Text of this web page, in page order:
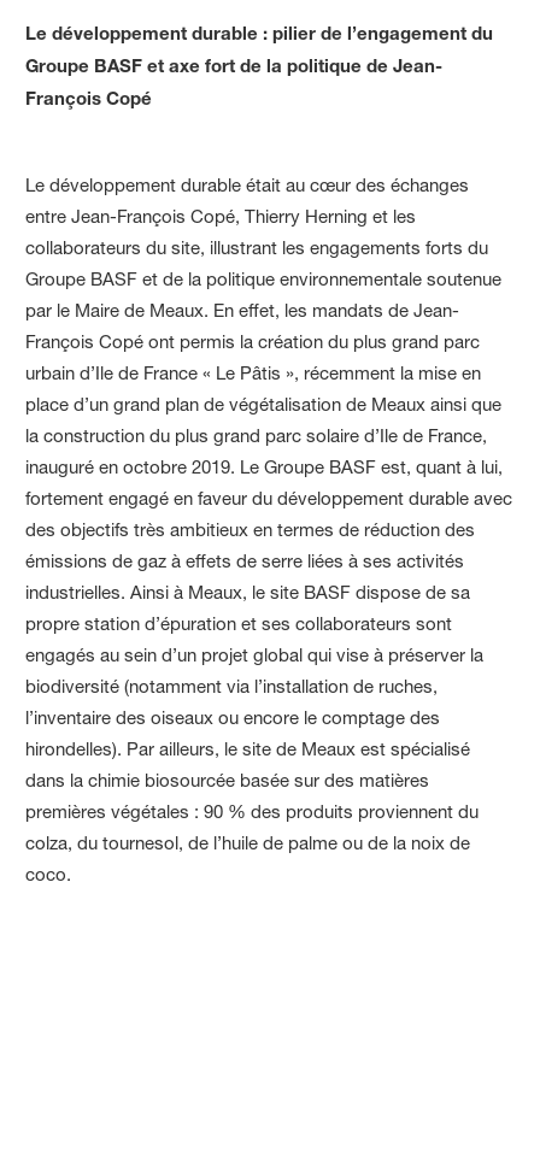
Le développement durable : pilier de l’engagement du
Groupe BASF et axe fort de la politique de Jean-
François Copé
Le développement durable était au cœur des échanges
entre Jean-François Copé, Thierry Herning et les
collaborateurs du site, illustrant les engagements forts du
Groupe BASF et de la politique environnementale soutenue
par le Maire de Meaux. En effet, les mandats de Jean-
François Copé ont permis la création du plus grand parc
urbain d’Ile de France « Le Pâtis », récemment la mise en
place d’un grand plan de végétalisation de Meaux ainsi que
la construction du plus grand parc solaire d’Ile de France,
inauguré en octobre 2019. Le Groupe BASF est, quant à lui,
fortement engagé en faveur du développement durable avec
des objectifs très ambitieux en termes de réduction des
émissions de gaz à effets de serre liées à ses activités
industrielles. Ainsi à Meaux, le site BASF dispose de sa
propre station d’épuration et ses collaborateurs sont
engagés au sein d’un projet global qui vise à préserver la
biodiversité (notamment via l’installation de ruches,
l’inventaire des oiseaux ou encore le comptage des
hirondelles). Par ailleurs, le site de Meaux est spécialisé
dans la chimie biosourcée basée sur des matières
premières végétales : 90 % des produits proviennent du
colza, du tournesol, de l’huile de palme ou de la noix de
coco.